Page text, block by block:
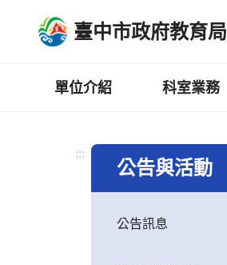
臺中市政府教育局
單位介紹 科室業務
:::
公告與活動
公告訊息